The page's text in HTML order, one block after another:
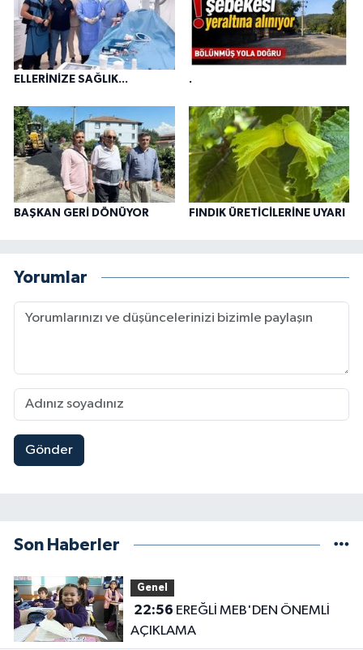
ELLERİNİZE SAĞLIK... .
BAŞKAN GERİ DÖNÜYOR FINDIK ÜRETİCİLERİNE UYARI
Yorumlar
Gönder
Son Haberler
Genel
22:56
AÇIKLAMA